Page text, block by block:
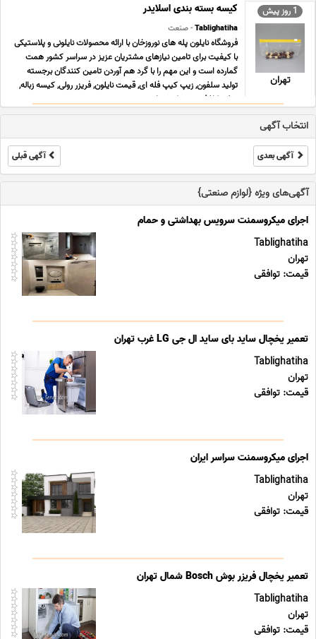
1 روز پیش
تهران
کیسه بسته بندی اسلایدر
Tablighatiha- صنعت
فروشگاه نایلون پله های نوروزخان با ارائه محصولات نایلونی و پلاستیکی
با کیفیت برای تامین نیازهای مشتریان عزیز در سراسر کشور همت
گمارده است و این مهم را با گرد هم آوردن تامین کنندگان برجسته
تولید سلفون, زیپ کیپ فله ای, قیمت نایلون, فریزر رولی, کیسه زباله,
سفره کاغذی, زیپ کیپ پلاستی ... ...
انتخاب آگهی
آگهی بعدی آگهی قبلی
آگهی‌های ویژه {لوازم صنعتی}
اجرای میکروسمنت سرویس بهداشتی و حمام
Tablighatiha
تهران
قیمت: توافقی
تعمیر یخچال ساید بای ساید ال جی LG غرب تهران
Tablighatiha
تهران
قیمت: توافقی
اجرای میکروسمنت سراسر ایران
Tablighatiha
تهران
قیمت: توافقی
تعمیر یخچال فریزر بوش Bosch شمال تهران
Tablighatiha
تهران
قیمت: توافقی